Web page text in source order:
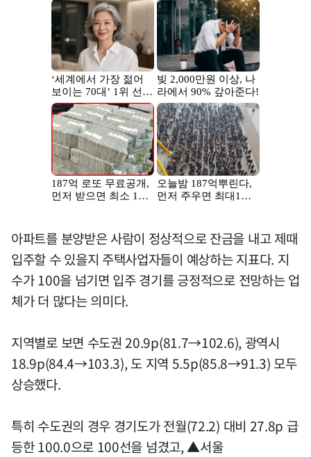
아파트를 분양받은 사람이 정상적으로 잔금을 내고 제때
입주할 수 있을지 주택사업자들이 예상하는 지표다. 지
수가 100을 넘기면 입주 경기를 긍정적으로 전망하는 업
체가 더 많다는 의미다.
지역별로 보면 수도권 20.9p(81.7→102.6), 광역시
18.9p(84.4→103.3), 도 지역 5.5p(85.8→91.3) 모두
상승했다.
특히 수도권의 경우 경기도가 전월(72.2) 대비 27.8p 급
등한 100.0으로 100선을 넘겼고, ▲서울